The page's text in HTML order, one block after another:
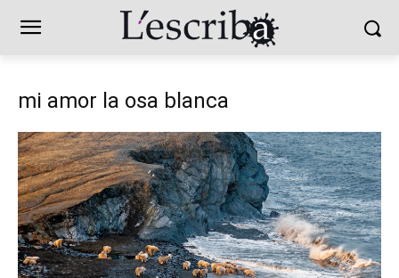
mi amor la osa blanca